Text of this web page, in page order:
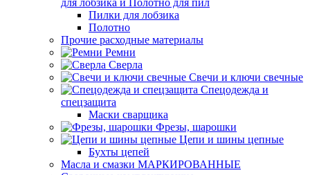
для лобзика и Полотно для пил
Пилки для лобзика
Полотно
Прочие расходные материалы
Ремни
Сверла
Свечи и ключи свечные
Спецодежда и
спецзащита
Маски сварщика
Фрезы, шарошки
Цепи и шины цепные
Бухты цепей
Масла и смазки МАРКИРОВАННЫЕ